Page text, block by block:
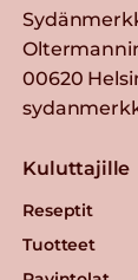
00620
Kuluttajille
Reseptit
Tuotteet